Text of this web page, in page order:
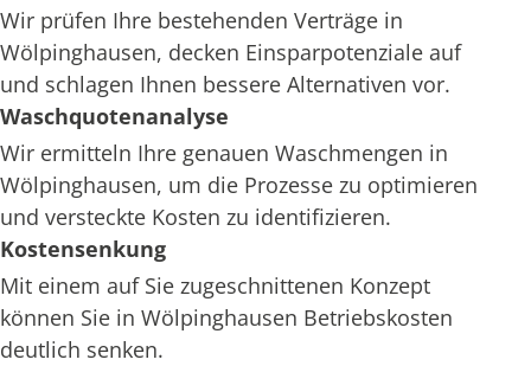
Wir prüfen Ihre bestehenden Verträge in
Wölpinghausen, decken Einsparpotenziale auf
und schlagen Ihnen bessere Alternativen vor.
Waschquotenanalyse
Wir ermitteln Ihre genauen Waschmengen in
Wölpinghausen, um die Prozesse zu optimieren
und versteckte Kosten zu identifizieren.
Kostensenkung
Mit einem auf Sie zugeschnittenen Konzept
können Sie in Wölpinghausen Betriebskosten
deutlich senken.